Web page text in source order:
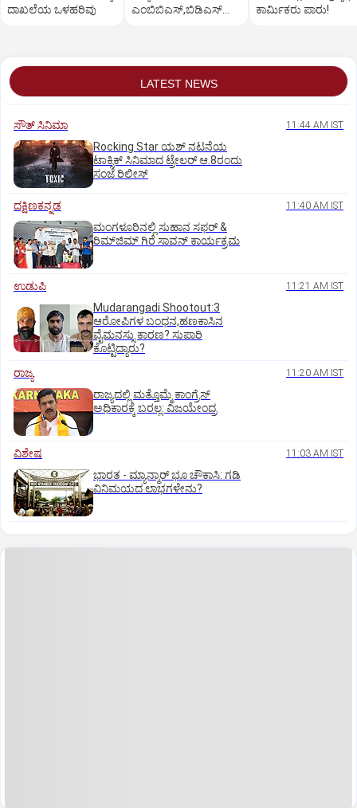
ದಾಖಲೆಯ ಒಳಹರಿವು
ಎಂಬಿಬಿಎಸ್‌,ಬಿಡಿಎಸ್‌
ಕಾರ್ಮಿಕರು ಪಾರು!
LATEST NEWS
ಸೌತ್‌ ಸಿನಿಮಾ 11:44 AM IST
Rocking Star ಯಶ್‌ ನಟನೆಯ
ಟಾಕ್ಸಿಕ್‌ ಸಿನಿಮಾದ ಟ್ರೇಲರ್‌ ಆ.8ರಂದು
ಸಂಜೆ ರಿಲೀಸ್
ದಕ್ಷಿಣಕನ್ನಡ 11:40 AM IST
ಮಂಗಳೂರಿನಲ್ಲಿ ಸುಹಾನ ಸಫರ್ &
ರಿಮ್‌ಜಿಮ್ ಗಿರೆ ಸಾವನ್ ಕಾರ್ಯಕ್ರಮ
ಉಡುಪಿ 11:21 AM IST
Mudarangadi Shootout:‌3
ಆರೋಪಿಗಳ ಬಂಧನ,ಹಣಕಾಸಿನ
ವೈಮನಸ್ಸು ಕಾರಣ? ಸುಪಾರಿ
ಕೊಟ್ಟಿದ್ಯಾರು?
ರಾಜ್ಯ
11:20 AM IST
ರಾಜ್ಯದಲ್ಲಿ ಮತ್ತೊಮ್ಮೆ ಕಾಂಗ್ರೆಸ್‌
ಅಧಿಕಾರಕ್ಕೆ ಬರಲ್ಲ: ವಿಜಯೇಂದ್ರ
ವಿಶೇಷ 11:03 AM IST
ಭಾರತ -‌ ಮ್ಯಾನ್ಮಾರ್ ಭೂ ಚೌಕಾಸಿ: ಗಡಿ
ವಿನಿಮಯದ ಲಾಭಗಳೇನು?